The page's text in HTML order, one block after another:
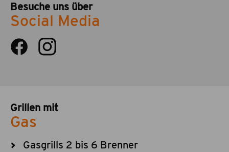
Besuche uns über
Social Media
Grillen mit
Gas
Gasgrills 2 bis 6 Brenner